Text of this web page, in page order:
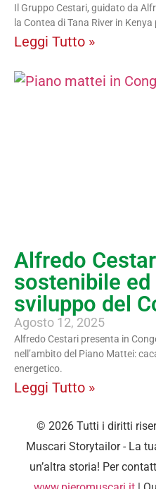
Il Gruppo Cestari, guidato da
la Contea di Tana River in
Leggi Tutto »
Alfredo
sostenibile
sviluppo del
Agosto 12, 2025
Alfredo Cestari presenta in
nell’ambito del Piano Mattei:
energetico.
Leggi Tutto »
© 2026 Tutti i diritti
Muscari Storytailor - La
un’altra storia! Per